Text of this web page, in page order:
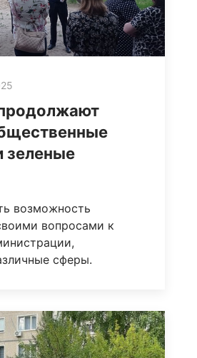
зеленые
возможность
вопросами к
сферы.